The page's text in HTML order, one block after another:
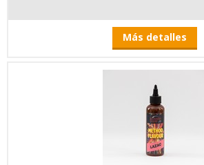
Más detalles